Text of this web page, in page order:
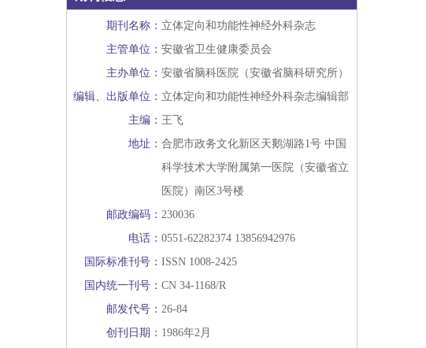
期刊名称： 立体定向和功能性神经外科杂志
主管单位： 安徽省卫生健康委员会
主办单位： 安徽省脑科医院（安徽省脑科研究所）
编辑、出版单位： 立体定向和功能性神经外科杂志编辑部
主编： 王飞
地址： 合肥市政务文化新区天鹅湖路1号 中国
科学技术大学附属第一医院（安徽省立
医院）南区3号楼
邮政编码： 230036
电话： 0551-62282374 13856942976
国际标准刊号： ISSN 1008-2425
国内统一刊号： CN 34-1168/R
邮发代号： 26-84
创刊日期： 1986年2月